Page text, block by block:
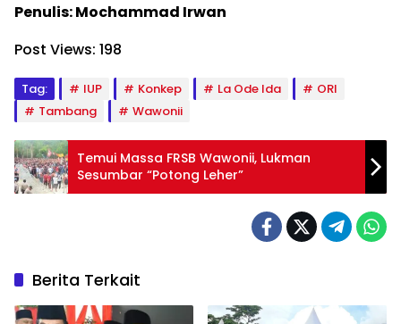
Penulis: Mochammad Irwan
Post Views: 198
Tag: IUP Konkep La Ode Ida
ORI
Tambang
Wawonii
Temui Massa FRSB Wawonii, Lukman
Sesumbar “Potong Leher”
Berita Terkait